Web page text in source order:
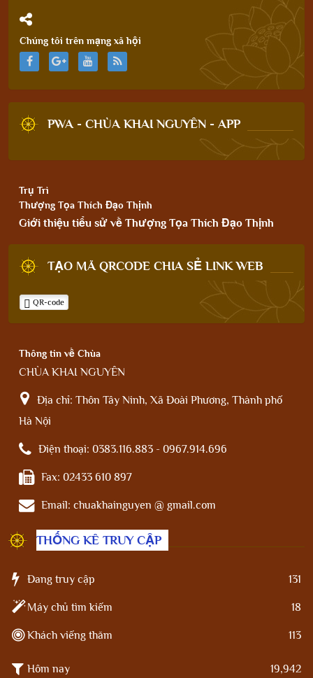
Chúng tôi trên mạng xã hội
PWA - CHÙA KHAI NGUYÊN - APP
Trụ Trì
Thượng Tọa Thích Đạo Thịnh
Giới thiệu tiểu sử về Thượng Tọa Thích Đạo Thịnh
TẠO MÃ QRCODE CHIA SẺ LINK WEB
QR-code
Thông tin về Chùa
CHÙA KHAI NGUYÊN
Địa chỉ: Thôn Tây Ninh, Xã Đoài Phương, Thành phố
Hà Nội
Điện thoại: 0383.116.883 - 0967.914.696
Fax: 02433 610 897
Email: chuakhainguyen @ gmail.com
THỐNG KÊ TRUY CẬP
Đang truy cập 131
Máy chủ tìm kiếm 18
Khách viếng thăm 113
Hôm nay 19,942